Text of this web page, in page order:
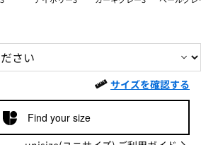
サイズを確認する
Find your size